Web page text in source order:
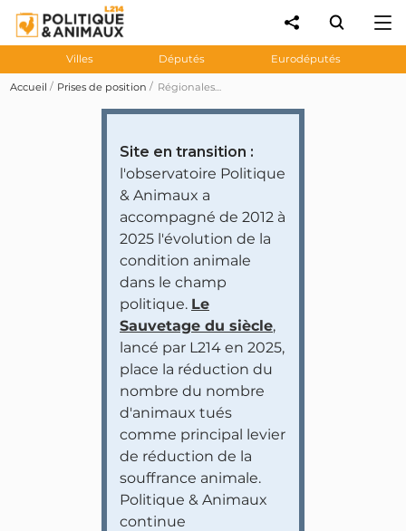
Villes Députés Eurodéputés
Accueil Prises de position Régionales Aquitaine-Limousin-Poitou-Charentes: pour EELV la région doit développer la recherche sans expérimentation animale
Site en transition :
l'observatoire Politique
& Animaux a
accompagné de 2012 à
2025 l'évolution de la
condition animale
dans le champ
politique. Le
Sauvetage du siècle,
lancé par L214 en 2025,
place la réduction du
nombre du nombre
d'animaux tués
comme principal levier
de réduction de la
souffrance animale.
Politique & Animaux
continue